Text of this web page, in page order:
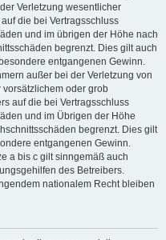
Verletzung wesentlicher
die bei Vertragsschluss
und im übrigen der Höhe nach
begrenzt. Dies gilt auch
entgangenen Gewinn.
außer bei der Verletzung von
oder grob
auf die bei Vertragsschluss
und im Übrigen der Höhe
begrenzt. Dies gilt
entgangenen Gewinn.
a bis c gilt sinngemäß auch
des Betreibers.
nationalem Recht bleiben